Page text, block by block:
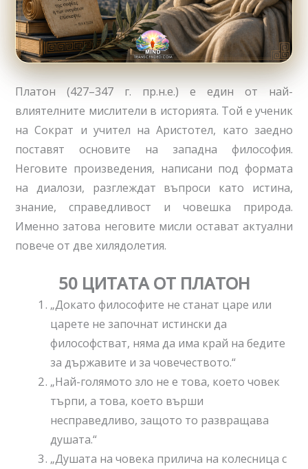
Платон (427–347 г. пр.н.е.) е един от най-
влиятелните мислители в историята. Той е ученик
на Сократ и учител на Аристотел, като заедно
поставят основите на западна философия.
Неговите произведения, написани под формата
на диалози, разглеждат въпроси като истина,
знание, справедливост и човешка природа.
Именно затова неговите мисли остават актуални
повече от две хилядолетия.
50 ЦИТАТА ОТ ПЛАТОН
„Докато философите не станат царе или
царете не започнат истински да
философстват, няма да има край на бедите
за държавите и за човечеството.“
„Най-голямото зло не е това, което човек
търпи, а това, което върши
несправедливо, защото то развращава
душата.“
„Душата на човека прилича на колесница с